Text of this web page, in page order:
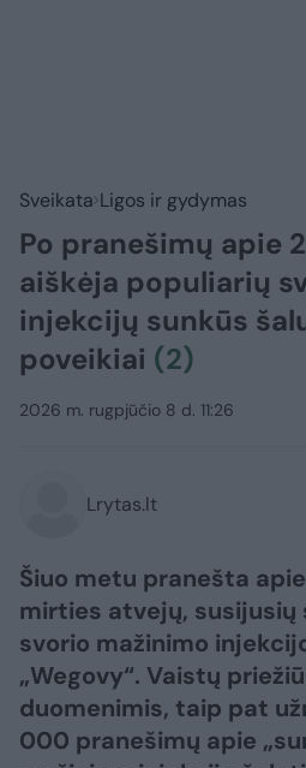
Sveikata Ligos ir gydymas
Po pranešimų apie
aiškėja populiarių
injekcijų sunkūs
poveikiai (2)
2026 m. rugpjūčio 8 d. 11:26
Lrytas.lt
Šiuo metu pranešta
mirties atvejų, susijusių
svorio mažinimo
„Wegovy“. Vaistų
duomenimis, taip pat
000 pranešimų apie